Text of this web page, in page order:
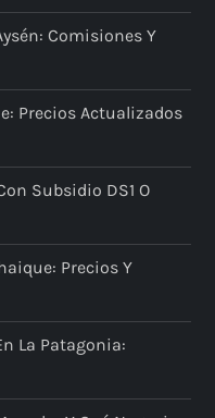
Comisiones Y
Precios Actualizados
Subsidio DS1 O
Precios Y
La Patagonia: